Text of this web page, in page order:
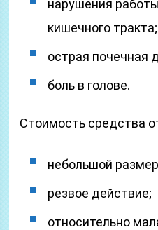
нарушения
кишечного тракта;
острая почечная
боль в голове.
Стоимость средства
небольшой
резвое действие;
относительно